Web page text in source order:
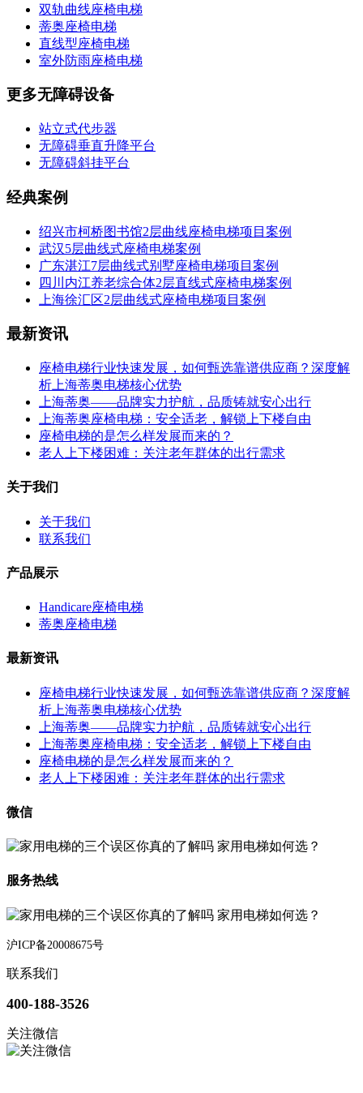
双轨曲线座椅电梯
蒂奥座椅电梯
直线型座椅电梯
室外防雨座椅电梯
更多无障碍设备
站立式代步器
无障碍垂直升降平台
无障碍斜挂平台
经典案例
绍兴市柯桥图书馆2层曲线座椅电梯项目案例
武汉5层曲线式座椅电梯案例
广东湛江7层曲线式别墅座椅电梯项目案例
四川内江养老综合体2层直线式座椅电梯案例
上海徐汇区2层曲线式座椅电梯项目案例
最新资讯
座椅电梯行业快速发展，如何甄选靠谱供应商？深度解
析上海蒂奥电梯核心优势
上海蒂奥——品牌实力护航，品质铸就安心出行
上海蒂奥座椅电梯：安全适老，解锁上下楼自由
座椅电梯的是怎么样发展而来的？
老人上下楼困难：关注老年群体的出行需求
关于我们
关于我们
联系我们
产品展示
Handicare座椅电梯
蒂奥座椅电梯
最新资讯
座椅电梯行业快速发展，如何甄选靠谱供应商？深度解
析上海蒂奥电梯核心优势
上海蒂奥——品牌实力护航，品质铸就安心出行
上海蒂奥座椅电梯：安全适老，解锁上下楼自由
座椅电梯的是怎么样发展而来的？
老人上下楼困难：关注老年群体的出行需求
微信
服务热线
沪ICP备20008675号
联系我们
400-188-3526
关注微信